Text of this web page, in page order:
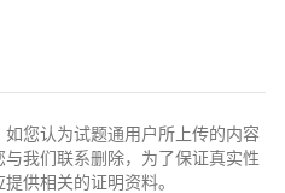
您认为试题通用户所上传的内容
我们联系删除，为了保证真实性
供相关的证明资料。